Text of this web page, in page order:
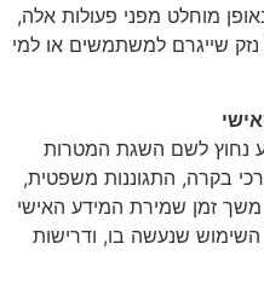
מוחלט מפני פעולות אלה,
שייגרם למשתמשים או למי
נחוץ לשם השגת המטרות
בקרה, התגוננות משפטית,
זמן שמירת המידע האישי
שנעשה בו, ודרישות